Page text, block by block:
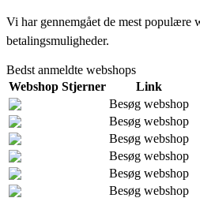
Vi har gennemgået de mest populære
betalingsmuligheder.
Bedst anmeldte webshops
Webshop Stjerner
Link
Besøg webshop
Besøg webshop
Besøg webshop
Besøg webshop
Besøg webshop
Besøg webshop